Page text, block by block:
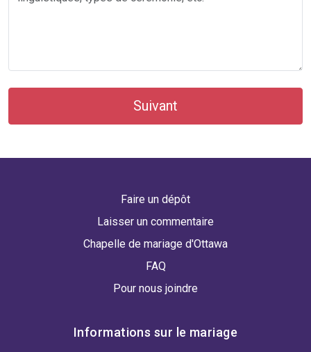
Suivant
Faire un dépôt
Laisser un commentaire
Chapelle de mariage d'Ottawa
FAQ
Pour nous joindre
Informations sur le mariage